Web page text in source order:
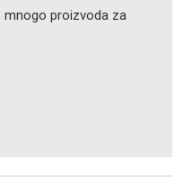
proizvoda za